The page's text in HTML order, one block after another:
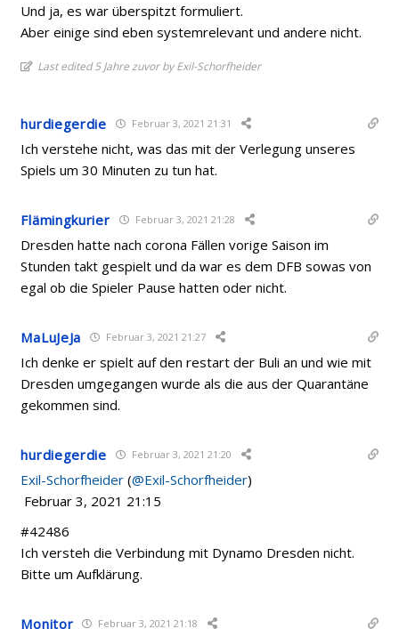
Und ja, es war überspitzt formuliert.
Aber einige sind eben systemrelevant und andere nicht.
Last edited 5 Jahre zuvor by Exil-Schorfheider
hurdiegerdie Februar 3, 2021 21:31
Ich verstehe nicht, was das mit der Verlegung unseres
Spiels um 30 Minuten zu tun hat.
Flämingkurier Februar 3, 2021 21:28
Dresden hatte nach corona Fällen vorige Saison im
Stunden takt gespielt und da war es dem DFB sowas von
egal ob die Spieler Pause hatten oder nicht.
MaLuJeJa Februar 3, 2021 21:27
Ich denke er spielt auf den restart der Buli an und wie mit
Dresden umgegangen wurde als die aus der Quarantäne
gekommen sind.
hurdiegerdie Februar 3, 2021 21:20
Exil-Schorfheider (@Exil-Schorfheider)
Februar 3, 2021 21:15
#42486
Ich versteh die Verbindung mit Dynamo Dresden nicht.
Bitte um Aufklärung.
Monitor Februar 3, 2021 21:18